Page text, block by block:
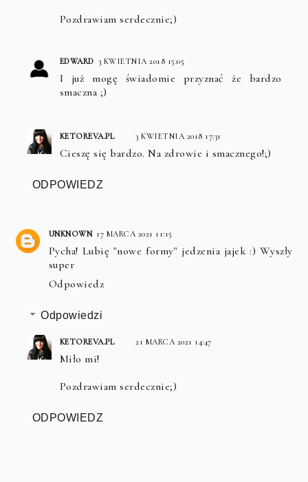
Pozdrawiam serdecznie;)
EDWARD 3 KWIETNIA 2018 15:05
I już mogę świadomie przyznać że bardzo
smaczna ;)
KETOREVA.PL 3 KWIETNIA 2018 17:31
Cieszę się bardzo. Na zdrowie i smacznego!;)
ODPOWIEDZ
UNKNOWN 17 MARCA 2021 11:15
Pycha! Lubię "nowe formy" jedzenia jajek :) Wyszły
super
Odpowiedz
Odpowiedzi
KETOREVA.PL 21 MARCA 2021 14:47
Miło mi!
Pozdrawiam serdecznie;)
ODPOWIEDZ